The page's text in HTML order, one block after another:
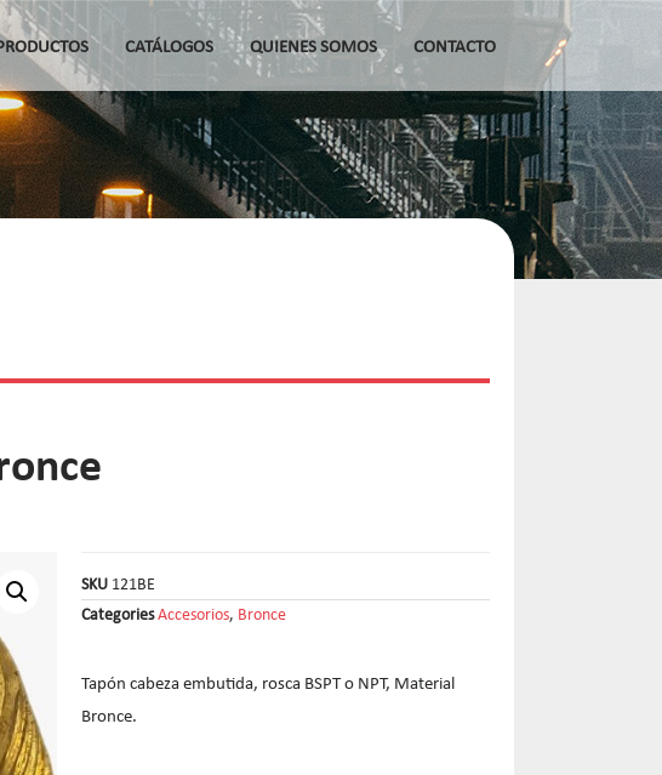
CATÁLOGOS QUIENES SOMOS CONTACTO
SKU 121BE
CategoriesAccesorios, Bronce
Tapón cabeza embutida, rosca BSPT o NPT, Material
Bronce.